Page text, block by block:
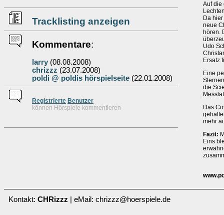
Tracklisting anzeigen
Kommentare:
larry (08.08.2008)
chrizzz (23.07.2008)
poldi @ poldis hörspielseite (22.01.2008)
Registrierte Benutzer
können Hörspiele kommentieren
Auf die
Da
neue
hören.
Udo
Ersatz
Eine
die
Das
mehr
Fazit:
Eins
Kontakt: CHRizzz | eMail: chrizzz@hoerspiele.de